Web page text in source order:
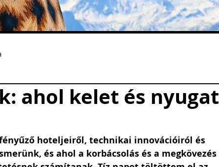
ahol kelet és nyugat
hoteljeiről, technikai innovációiról és
és ahol a korbácsolás és a megkövezés